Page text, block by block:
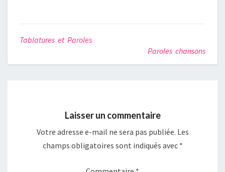
Tablatures et Paroles
Paroles chansons
Laisser un commentaire
Votre adresse e-mail ne sera pas publiée. Les
champs obligatoires sont indiqués avec *